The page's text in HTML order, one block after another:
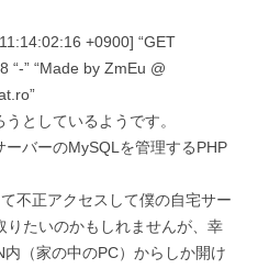
+0900] “GET
“-” “Made by ZmEu @
としているようです。
バーのMySQLを管理するPHP
不正アクセスして僕の自宅サー
たいのかもしれませんが、幸
（家の中のPC）からしか開け